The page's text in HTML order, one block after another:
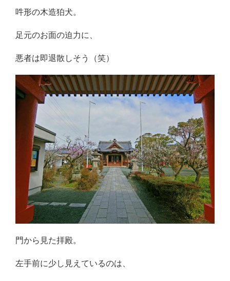
吽形の木造狛犬。
足元のお面の迫力に、
悪者は即退散しそう（笑）
門から見た拝殿。
左手前に少し見えているのは、